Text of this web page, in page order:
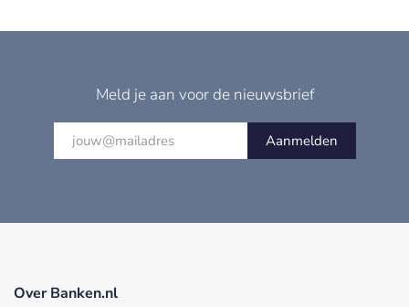
Meld je aan voor de nieuwsbrief
Aanmelden
Over Banken.nl